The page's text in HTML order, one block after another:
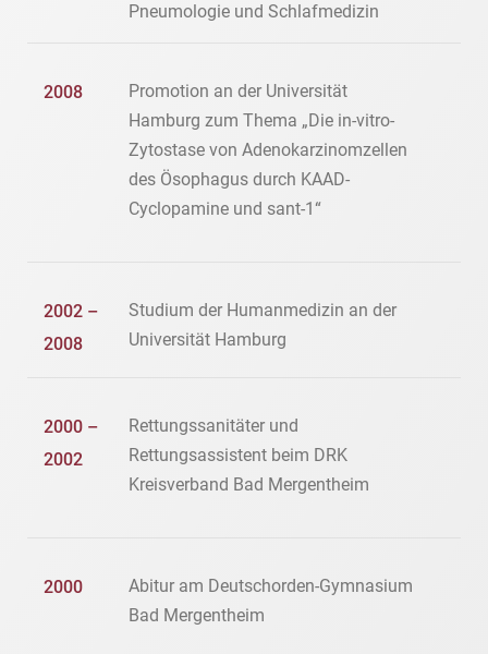
Pneumologie und Schlafmedizin
2008
Promotion an der Universität
Hamburg zum Thema „Die in-vitro-
Zytostase von Adenokarzinomzellen
des Ösophagus durch KAAD-
Cyclopamine und sant-1“
2002 –
2008
Studium der Humanmedizin an der
Universität Hamburg
2000 –
2002
Rettungssanitäter und
Rettungsassistent beim DRK
Kreisverband Bad Mergentheim
2000
Abitur am Deutschorden-Gymnasium
Bad Mergentheim